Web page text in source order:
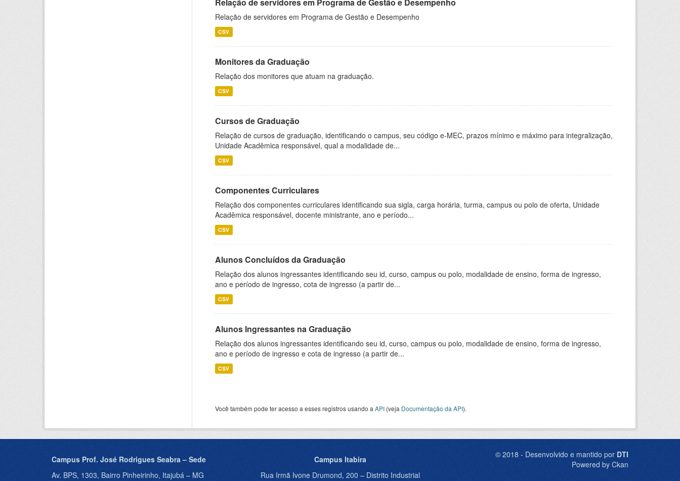
Relação de servidores em Programa de Gestão e Desempenho
CSV
Monitores da Graduação
Relação dos monitores que atuam na graduação.
CSV
Cursos de Graduação
Relação de cursos de graduação, identificando o campus, seu código e-MEC, prazos mínimo e máximo para integralização,
Unidade Acadêmica responsável, qual a modalidade de...
CSV
Componentes Curriculares
Relação dos componentes curriculares identificando sua sigla, carga horária, turma, campus ou polo de oferta, Unidade
Acadêmica responsável, docente ministrante, ano e período...
CSV
Alunos Concluídos da Graduação
Relação dos alunos ingressantes identificando seu id, curso, campus ou polo, modalidade de ensino, forma de ingresso,
ano e período de ingresso, cota de ingresso (a partir de...
CSV
Alunos Ingressantes na Graduação
Relação dos alunos ingressantes identificando seu id, curso, campus ou polo, modalidade de ensino, forma de ingresso,
ano e período de ingresso e cota de ingresso (a partir de...
CSV
Você também pode ter acesso a esses registros usando a API (veja Documentação da API).
Campus Prof. José Rodrigues Seabra – Sede
Av. BPS, 1303, Bairro Pinheirinho, Itajubá – MG
Campus Itabira
Rua Irmã Ivone Drumond, 200 – Distrito Industrial
© 2018 - Desenvolvido e mantido por DTI
Powered by Ckan